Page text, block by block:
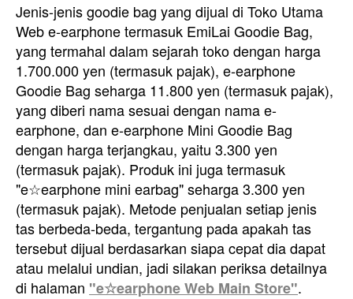
Jenis-jenis goodie bag yang dijual di Toko Utama
Web e-earphone termasuk EmiLai Goodie Bag,
yang termahal dalam sejarah toko dengan harga
1.700.000 yen (termasuk pajak), e-earphone
Goodie Bag seharga 11.800 yen (termasuk pajak),
yang diberi nama sesuai dengan nama e-
earphone, dan e-earphone Mini Goodie Bag
dengan harga terjangkau, yaitu 3.300 yen
(termasuk pajak). Produk ini juga termasuk
"e☆earphone mini earbag" seharga 3.300 yen
(termasuk pajak). Metode penjualan setiap jenis
tas berbeda-beda, tergantung pada apakah tas
tersebut dijual berdasarkan siapa cepat dia dapat
atau melalui undian, jadi silakan periksa detailnya
di halaman "e☆earphone Web Main Store".